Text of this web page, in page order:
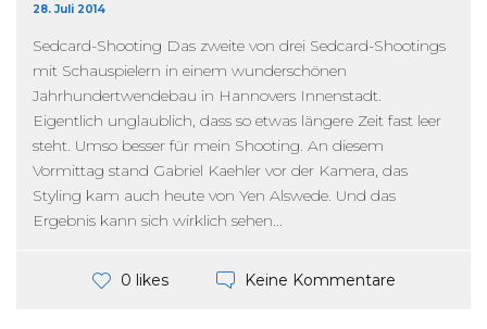
28. Juli 2014
Sedcard-Shooting Das zweite von drei Sedcard-Shootings
mit Schauspielern in einem wunderschönen
Jahrhundertwendebau in Hannovers Innenstadt.
Eigentlich unglaublich, dass so etwas längere Zeit fast leer
steht. Umso besser für mein Shooting. An diesem
Vormittag stand Gabriel Kaehler vor der Kamera, das
Styling kam auch heute von Yen Alswede. Und das
Ergebnis kann sich wirklich sehen...
0 likes Keine Kommentare